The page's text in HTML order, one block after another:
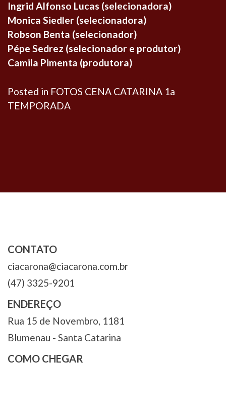
Ingrid Alfonso Lucas (selecionadora)
Monica Siedler (selecionadora)
Robson Benta (selecionador)
Pépe Sedrez (selecionador e produtor)
Camila Pimenta (produtora)
Posted in FOTOS CENA CATARINA 1a
TEMPORADA
CONTATO
ciacarona@ciacarona.com.br
(47) 3325-9201
ENDEREÇO
Rua 15 de Novembro, 1181
Blumenau - Santa Catarina
COMO CHEGAR